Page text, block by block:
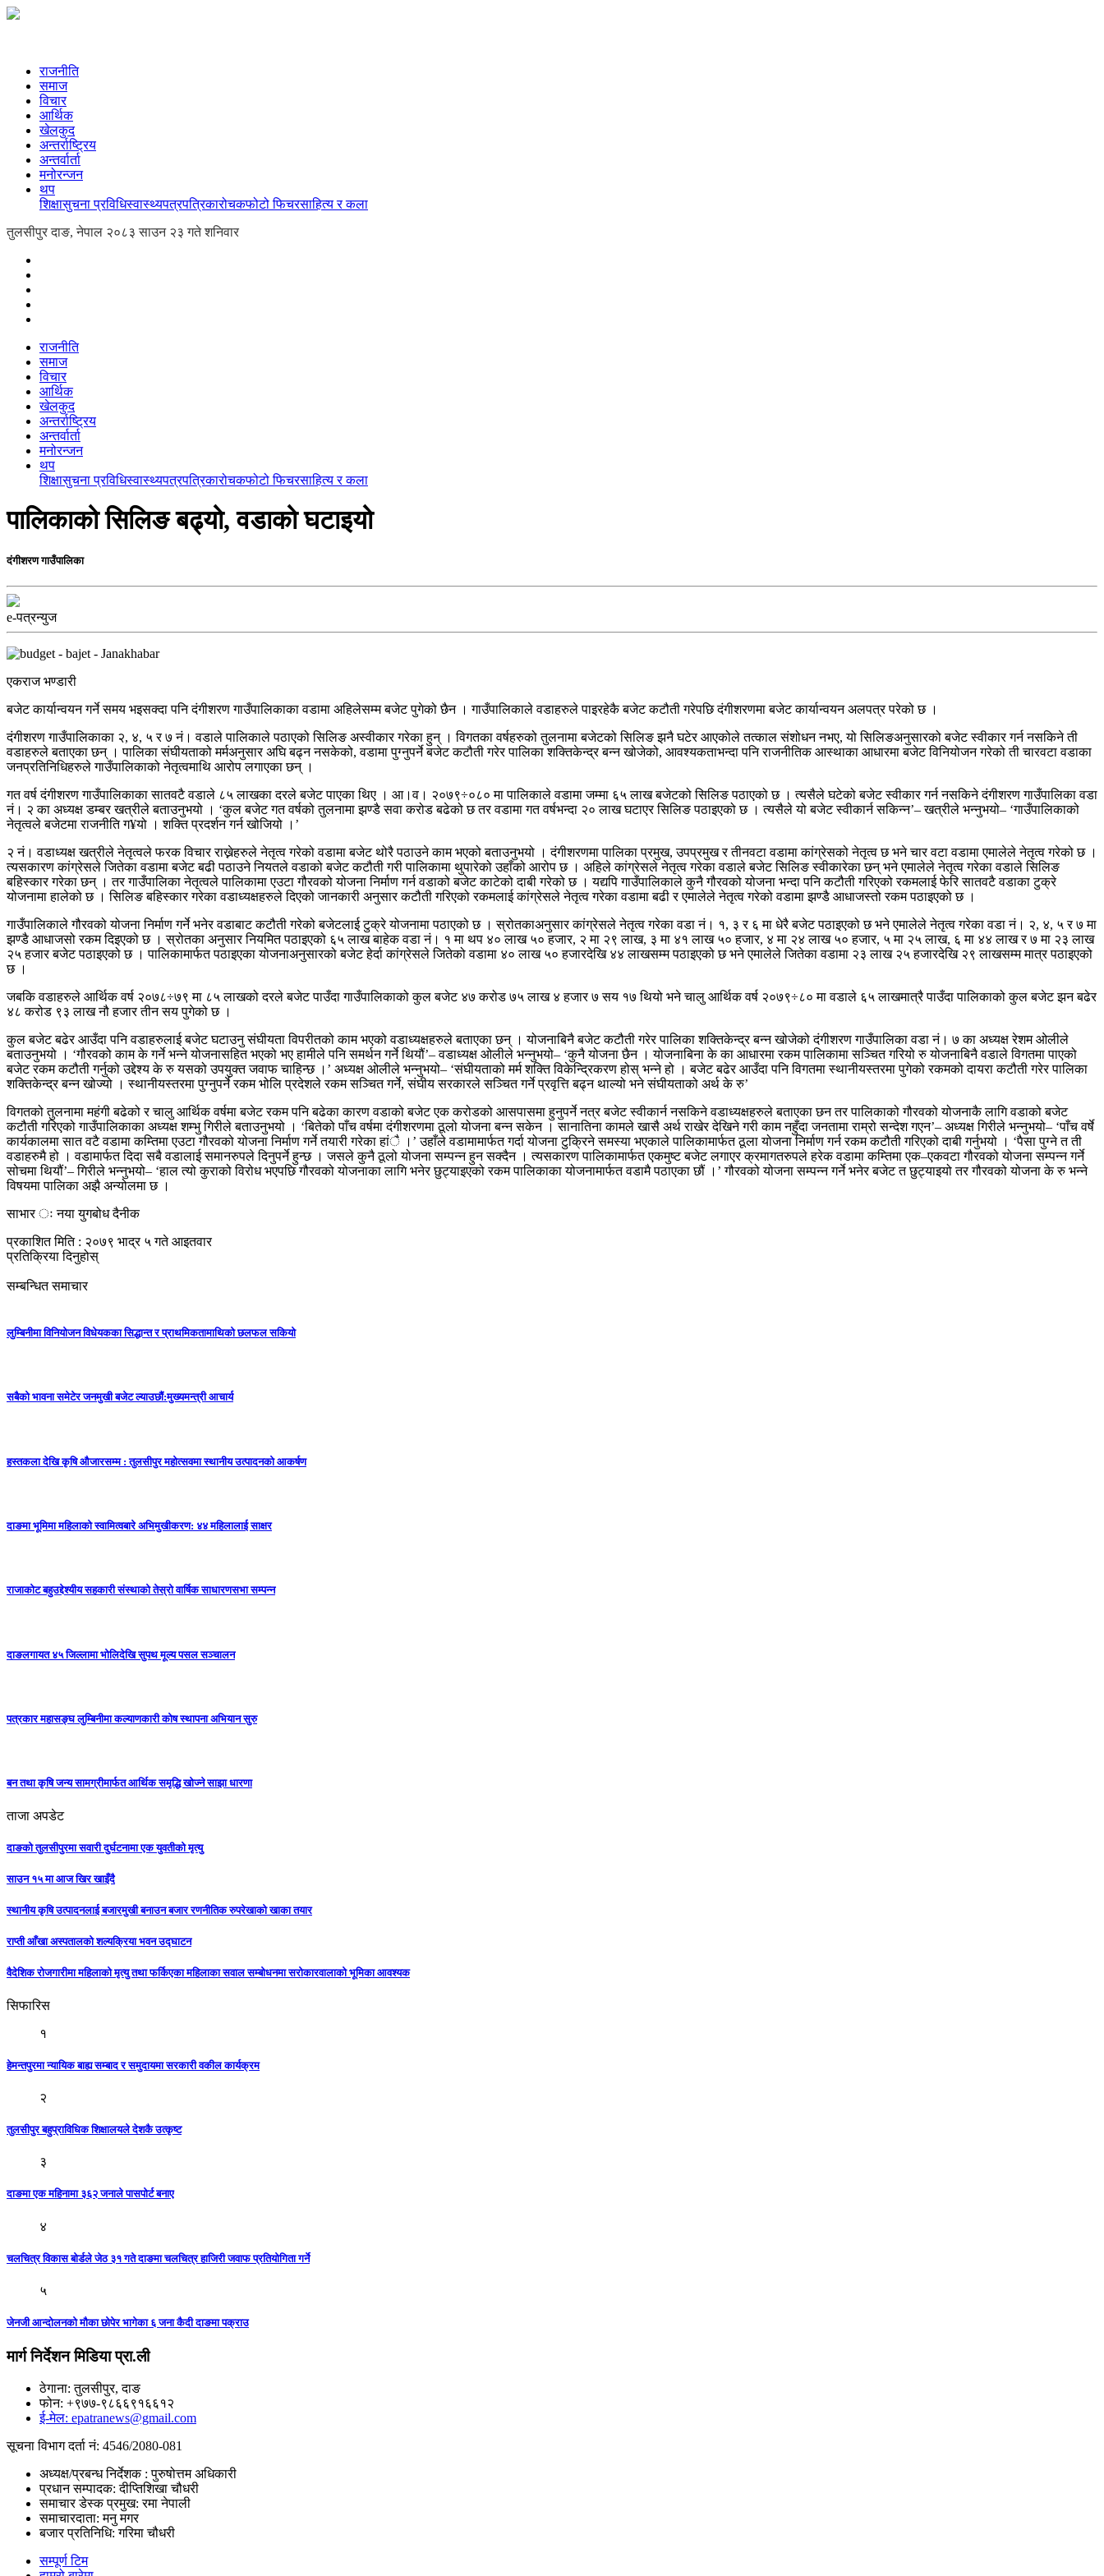
राजनीति
समाज
विचार
आर्थिक
खेलकुद
अन्तर्राष्ट्रिय
अन्तर्वार्ता
मनोरन्जन
थप
शिक्षासुचना प्रविधिस्वास्थ्यपत्रपत्रिकारोचकफोटो फिचरसाहित्य र कला
तुलसीपुर दाङ, नेपाल २०८३ साउन २३ गते शनिवार
राजनीति
समाज
विचार
आर्थिक
खेलकुद
अन्तर्राष्ट्रिय
अन्तर्वार्ता
मनोरन्जन
थप
शिक्षासुचना प्रविधिस्वास्थ्यपत्रपत्रिकारोचकफोटो फिचरसाहित्य र कला
पालिकाको सिलिङ बढ्यो, वडाको घटाइयो
दंगीशरण गाउँपालिका
e-पत्रन्युज
एकराज भण्डारी
बजेट कार्यान्वयन गर्ने समय भइसक्दा पनि दंगीशरण गाउँपालिकाका वडामा अहिलेसम्म बजेट पुगेको छैन । गाउँपालिकाले वडाहरुले पाइरहेकै बजेट कटौती गरेपछि दंगीशरणमा बजेट कार्यान्वयन अलपत्र परेको छ ।
दंगीशरण गाउँपालिकाका २, ४, ५ र ७ नं। वडाले पालिकाले पठाएको सिलिङ अस्वीकार गरेका हुन् । विगतका वर्षहरुको तुलनामा बजेटको सिलिङ झनै घटेर आएकोले तत्काल संशोधन नभए, यो सिलिङअनुसारको बजेट स्वीकार गर्न नसकिने ती
वडाहरुले बताएका छन् । पालिका संघीयताको मर्मअनुसार अघि बढ्न नसकेको, वडामा पुग्नुपर्ने बजेट कटौती गरेर पालिका शक्तिकेन्द्र बन्न खोजेको, आवश्यकताभन्दा पनि राजनीतिक आस्थाका आधारमा बजेट विनियोजन गरेको ती चारवटा वडाका
जनप्रतिनिधिहरुले गाउँपालिकाको नेतृत्वमाथि आरोप लगाएका छन् ।
गत वर्ष दंगीशरण गाउँपालिकाका सातवटै वडाले ८५ लाखका दरले बजेट पाएका थिए । आ।व। २०७९÷०८० मा पालिकाले वडामा जम्मा ६५ लाख बजेटको सिलिङ पठाएको छ । त्यसैले घटेको बजेट स्वीकार गर्न नसकिने दंगीशरण गाउँपालिका वडा
नं। २ का अध्यक्ष डम्बर खत्रीले बताउनुभयो । ‘कुल बजेट गत वर्षको तुलनामा झण्डै सवा करोड बढेको छ तर वडामा गत वर्षभन्दा २० लाख घटाएर सिलिङ पठाइएको छ । त्यसैले यो बजेट स्वीकार्न सकिन्न’– खत्रीले भन्नुभयो– ‘गाउँपालिकाको
नेतृत्वले बजेटमा राजनीति ग¥यो । शक्ति प्रदर्शन गर्न खोजियो ।’
२ नं। वडाध्यक्ष खत्रीले नेतृत्वले फरक विचार राख्नेहरुले नेतृत्व गरेको वडामा बजेट थोरै पठाउने काम भएको बताउनुभयो । दंगीशरणमा पालिका प्रमुख, उपप्रमुख र तीनवटा वडामा कांग्रेसको नेतृत्व छ भने चार वटा वडामा एमालेले नेतृत्व गरेको छ ।
त्यसकारण कांग्रेसले जितेका वडामा बजेट बढी पठाउने नियतले वडाको बजेट कटौती गरी पालिकामा थुपारेको उहाँको आरोप छ । अहिले कांग्रेसले नेतृत्व गरेका वडाले बजेट सिलिङ स्वीकारेका छन् भने एमालेले नेतृत्व गरेका वडाले सिलिङ
बहिस्कार गरेका छन् । तर गाउँपालिका नेतृत्वले पालिकामा एउटा गौरवको योजना निर्माण गर्न वडाको बजेट काटेको दाबी गरेको छ । यद्यपि गाउँपालिकाले कुनै गौरवको योजना भन्दा पनि कटौती गरिएको रकमलाई फेरि सातवटै वडाका टुक्रे
योजनामा हालेको छ । सिलिङ बहिस्कार गरेका वडाध्यक्षहरुले दिएको जानकारी अनुसार कटौती गरिएको रकमलाई कांग्रेसले नेतृत्व गरेका वडामा बढी र एमालेले नेतृत्व गरेको वडामा झण्डै आधाजस्तो रकम पठाइएको छ ।
गाउँपालिकाले गौरवको योजना निर्माण गर्ने भनेर वडाबाट कटौती गरेको बजेटलाई टुक्रे योजनामा पठाएको छ । स्रोतकाअनुसार कांग्रेसले नेतृत्व गरेका वडा नं। १, ३ र ६ मा धेरै बजेट पठाइएको छ भने एमालेले नेतृत्व गरेका वडा नं। २, ४, ५ र ७ मा
झण्डै आधाजसो रकम दिइएको छ । स्रोतका अनुसार नियमित पठाइएको ६५ लाख बाहेक वडा नं। १ मा थप ४० लाख ५० हजार, २ मा २९ लाख, ३ मा ४१ लाख ५० हजार, ४ मा २४ लाख ५० हजार, ५ मा २५ लाख, ६ मा ४४ लाख र ७ मा २३ लाख
२५ हजार बजेट पठाइएको छ । पालिकामार्फत पठाइएका योजनाअनुसारको बजेट हेर्दा कांग्रेसले जितेको वडामा ४० लाख ५० हजारदेखि ४४ लाखसम्म पठाइएको छ भने एमालेले जितेका वडामा २३ लाख २५ हजारदेखि २९ लाखसम्म मात्र पठाइएको
छ ।
जबकि वडाहरुले आर्थिक वर्ष २०७८÷७९ मा ८५ लाखको दरले बजेट पाउँदा गाउँपालिकाको कुल बजेट ४७ करोड ७५ लाख ४ हजार ७ सय १७ थियो भने चालु आर्थिक वर्ष २०७९÷८० मा वडाले ६५ लाखमात्रै पाउँदा पालिकाको कुल बजेट झन बढेर
४८ करोड ९३ लाख नौ हजार तीन सय पुगेको छ ।
कुल बजेट बढेर आउँदा पनि वडाहरुलाई बजेट घटाउनु संघीयता विपरीतको काम भएको वडाध्यक्षहरुले बताएका छन् । योजनाबिनै बजेट कटौती गरेर पालिका शक्तिकेन्द्र बन्न खोजेको दंगीशरण गाउँपालिका वडा नं। ७ का अध्यक्ष रेशम ओलीले
बताउनुभयो । ‘गौरवको काम के गर्ने भन्ने योजनासहित भएको भए हामीले पनि समर्थन गर्ने थियौं’– वडाध्यक्ष ओलीले भन्नुभयो– ‘कुनै योजना छैन । योजनाबिना के का आधारमा रकम पालिकामा सञ्चित गरियो रु योजनाबिनै वडाले विगतमा पाएको
बजेट रकम कटौती गर्नुको उद्देश्य के रु यसको उपयुक्त जवाफ चाहिन्छ ।’ अध्यक्ष ओलीले भन्नुभयो– ‘संघीयताको मर्म शक्ति विकेन्द्रिकरण होस् भन्ने हो । बजेट बढेर आउँदा पनि विगतमा स्थानीयस्तरमा पुगेको रकमको दायरा कटौती गरेर पालिका
शक्तिकेन्द्र बन्न खोज्यो । स्थानीयस्तरमा पुग्नुपर्ने रकम भोलि प्रदेशले रकम सञ्चित गर्ने, संघीय सरकारले सञ्चित गर्ने प्रवृत्ति बढ्न थाल्यो भने संघीयताको अर्थ के रु’
विगतको तुलनामा महंगी बढेको र चालु आर्थिक वर्षमा बजेट रकम पनि बढेका कारण वडाको बजेट एक करोडको आसपासमा हुनुपर्ने नत्र बजेट स्वीकार्न नसकिने वडाध्यक्षहरुले बताएका छन तर पालिकाको गौरवको योजनाकै लागि वडाको बजेट
कटौती गरिएको गाउँपालिकाका अध्यक्ष शम्भु गिरीले बताउनुभयो । ‘बितेको पाँच वर्षमा दंगीशरणमा ठूलो योजना बन्न सकेन । सानातिना कामले खासै अर्थ राखेर देखिने गरी काम नहुँदा जनतामा राम्रो सन्देश गएन’– अध्यक्ष गिरीले भन्नुभयो– ‘पाँच वर्षे
कार्यकालमा सात वटै वडामा कम्तिमा एउटा गौरवको योजना निर्माण गर्ने तयारी गरेका हांै ।’ उहाँले वडामामार्फत गर्दा योजना टुक्रिने समस्या भएकाले पालिकामार्फत ठूला योजना निर्माण गर्न रकम कटौती गरिएको दाबी गर्नुभयो । ‘पैसा पुग्ने त ती
वडाहरुमै हो । वडामार्फत दिदा सबै वडालाई समानरुपले दिनुपर्ने हुन्छ । जसले कुनै ठूलो योजना सम्पन्न हुन सक्दैन । त्यसकारण पालिकामार्फत एकमुष्ट बजेट लगाएर क्रमागतरुपले हरेक वडामा कम्तिमा एक–एकवटा गौरवको योजना सम्पन्न गर्ने
सोचमा थियौं’– गिरीले भन्नुभयो– ‘हाल त्यो कुराको विरोध भएपछि गौरवको योजनाका लागि भनेर छुट्याइएको रकम पालिकाका योजनामार्फत वडामै पठाएका छौं ।’ गौरवको योजना सम्पन्न गर्ने भनेर बजेट त छुट्याइयो तर गौरवको योजना के रु भन्ने
विषयमा पालिका अझै अन्योलमा छ ।
साभार ः नया युगबोध दैनीक
प्रकाशित मिति : २०७९ भाद्र ५ गते आइतवार
प्रतिक्रिया दिनुहोस्
सम्बन्धित समाचार
लुम्बिनीमा विनियोजन विधेयकका सिद्धान्त र प्राथमिकतामाथिको छलफल सकियो
सबैको भावना समेटेर जनमुखी बजेट ल्याउछाैं:मुख्यमन्त्री आचार्य
हस्तकला देखि कृषि औजारसम्म : तुलसीपुर महोत्सवमा स्थानीय उत्पादनको आकर्षण
दाङमा भूमिमा महिलाको स्वामित्वबारे अभिमुखीकरण: ४४ महिलालाई साक्षर
राजाकाेट बहुउद्देश्यीय सहकारी संस्थाको तेस्रो वार्षिक साधारणसभा सम्पन्न
दाङलगायत ४५ जिल्लामा भोलिदेखि सुपथ मूल्य पसल सञ्चालन
पत्रकार महासङ्घ लुम्बिनीमा कल्याणकारी कोष स्थापना अभियान सुरु
बन तथा कृषि जन्य सामग्रीमार्फत आर्थिक समृद्धि खोज्ने साझा धारणा
ताजा अपडेट
दाङको तुलसीपुरमा सवारी दुर्घटनामा एक युवतीको मृत्यु
साउन १५ मा आज खिर खाइँदै
स्थानीय कृषि उत्पादनलाई बजारमुखी बनाउन बजार रणनीतिक रुपरेखाको खाका तयार
राप्ती आँखा अस्पतालको शल्यक्रिया भवन उद्घाटन
वैदेशिक रोजगारीमा महिलाको मृत्यु तथा फर्किएका महिलाका सवाल सम्बोधनमा सरोकारवालाको भूमिका आवश्यक
सिफारिस
१
हेमन्तपुरमा न्यायिक बाह्य सम्बाद र समुदायमा सरकारी वकील कार्यक्रम
२
तुलसीपुर बहुप्राविधिक शिक्षालयले देशकै उत्कृष्ट
३
दाङमा एक महिनामा ३६२ जनाले पासपोर्ट बनाए
४
चलचित्र विकास बोर्डले जेठ ३१ गते दाङमा चलचित्र हाजिरी जवाफ प्रतियोगिता गर्ने
५
जेनजी आन्दोलनको मौका छोपेर भागेका ६ जना कैदी दाङमा पक्राउ
मार्ग निर्देशन मिडिया प्रा.ली
ठेगाना: तुलसीपुर, दाङ
फोन: +९७७-९८६६९१६६१२
ई-मेल: epatranews@gmail.com
सूचना विभाग दर्ता नं: 4546/2080-081
अध्यक्ष/प्रबन्ध निर्देशक : पुरुषोत्तम अधिकारी
प्रधान सम्पादक: दीप्तिशिखा चौधरी
समाचार डेस्क प्रमुख: रमा नेपाली
समाचारदाता: मनु मगर
बजार प्रतिनिधि: गरिमा चौधरी
सम्पूर्ण टिम